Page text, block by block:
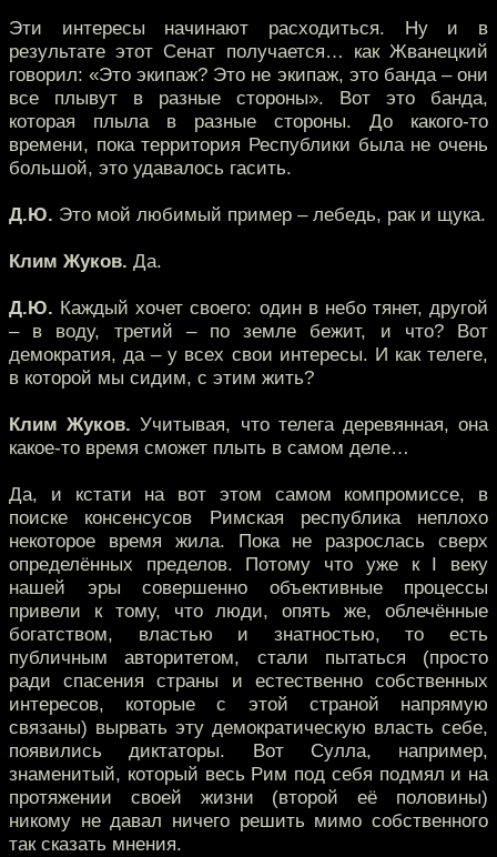
Эти интересы начинают расходиться. Ну и в
результате этот Сенат получается… как Жванецкий
говорил: «Это экипаж? Это не экипаж, это банда – они
все плывут в разные стороны». Вот это банда,
которая плыла в разные стороны. До какого-то
времени, пока территория Республики была не очень
большой, это удавалось гасить.
Д.Ю. Это мой любимый пример – лебедь, рак и щука.
Клим Жуков. Да.
Д.Ю. Каждый хочет своего: один в небо тянет, другой
– в воду, третий – по земле бежит, и что? Вот
демократия, да – у всех свои интересы. И как телеге,
в которой мы сидим, с этим жить?
Клим Жуков. Учитывая, что телега деревянная, она
какое-то время сможет плыть в самом деле…
Да, и кстати на вот этом самом компромиссе, в
поиске консенсусов Римская республика неплохо
некоторое время жила. Пока не разрослась сверх
определённых пределов. Потому что уже к I веку
нашей эры совершенно объективные процессы
привели к тому, что люди, опять же, облечённые
богатством, властью и знатностью, то есть
публичным авторитетом, стали пытаться (просто
ради спасения страны и естественно собственных
интересов, которые с этой страной напрямую
связаны) вырвать эту демократическую власть себе,
появились диктаторы. Вот Сулла, например,
знаменитый, который весь Рим под себя подмял и на
протяжении своей жизни (второй её половины)
никому не давал ничего решить мимо собственного
так сказать мнения.